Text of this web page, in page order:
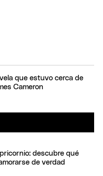
que estuvo cerca de
Cameron
descubre qué
de verdad